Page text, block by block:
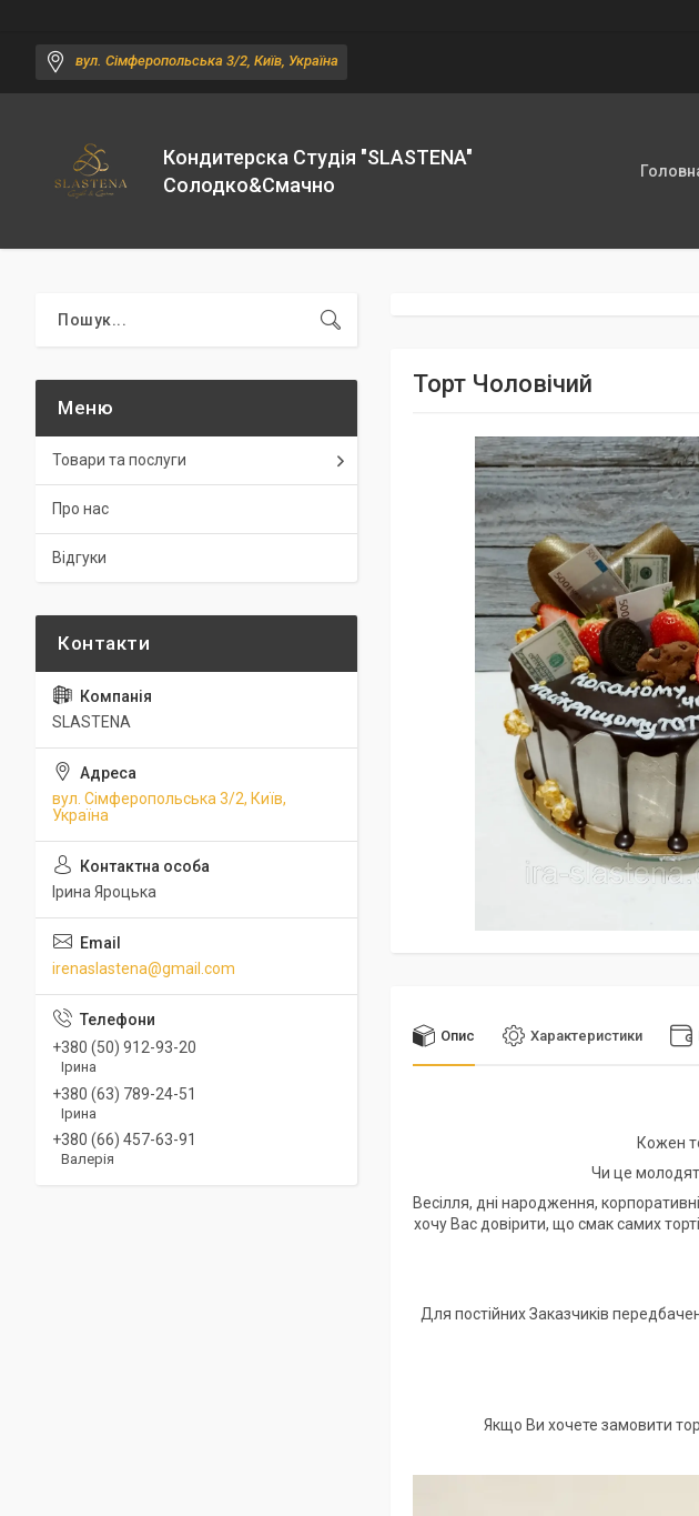
вул. Сімферопольська 3/2, Київ, Україна
Кондитерска Студія "SLASTENA"
Солодко&Смачно
Торт Чоловічий
Опис Характеристики
Кожен
Чи це
Весілля, дні народження,
хочу Вас довірити, що смак самих
Для постійних Заказчиків
Якщо Ви хочете замовити
Товари та послуги
Про нас
Відгуки
SLASTENA
вул. Сімферопольська 3/2, Київ,
Україна
Ірина Яроцька
irenaslastena@gmail.com
+380 (50) 912-93-20
Ірина
+380 (63) 789-24-51
Ірина
+380 (66) 457-63-91
Валерія